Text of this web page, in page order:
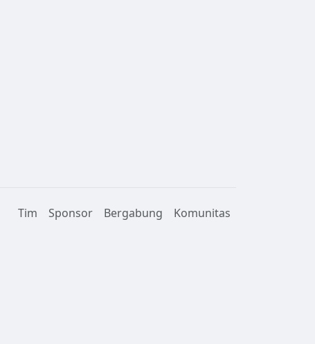
Tim Sponsor Bergabung Komunitas